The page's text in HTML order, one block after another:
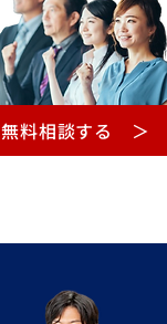
無料相談する ＞